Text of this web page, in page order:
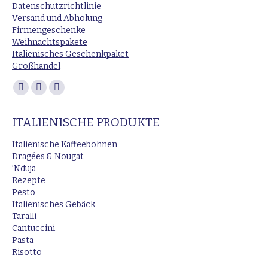
Datenschutzrichtlinie
Versand und Abholung
Firmengeschenke
Weihnachtspakete
Italienisches Geschenkpaket
Großhandel
Finden Sie uns auf:
Facebook
opens
in
new
window
Instagram
opens
in
new
E-
page
opens
in
ITALIENISCHE PRODUKTE
Italienische Kaffeebohnen
Dragées & Nougat
’Nduja
Rezepte
Pesto
Italienisches Gebäck
Taralli
Cantuccini
Pasta
Risotto